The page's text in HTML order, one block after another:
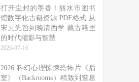
打开尘封的墨香！丽水市图书
馆数字化古籍资源 PDF格式 从
宋元先哲到晚清西学 藏古籍里
的时代缩影与智慧
2026-07-16
2026 科幻心理惊悚恐怖片《后
室》（Backrooms）精致到窒息